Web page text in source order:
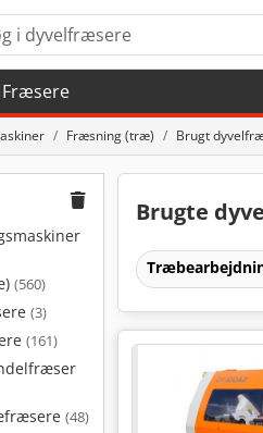
Fræsere
Fræsning (træ) Brugt
(560)
(3)
(161)
(48)
Brugte